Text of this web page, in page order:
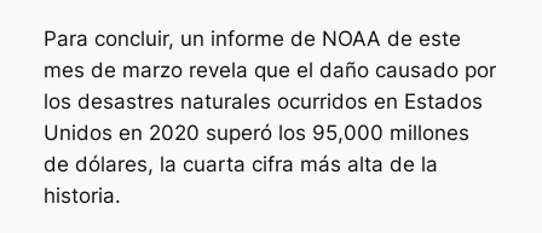
Para concluir, un informe de NOAA de este
mes de marzo revela que el daño causado por
los desastres naturales ocurridos en Estados
Unidos en 2020 superó los 95,000 millones
de dólares, la cuarta cifra más alta de la
historia.